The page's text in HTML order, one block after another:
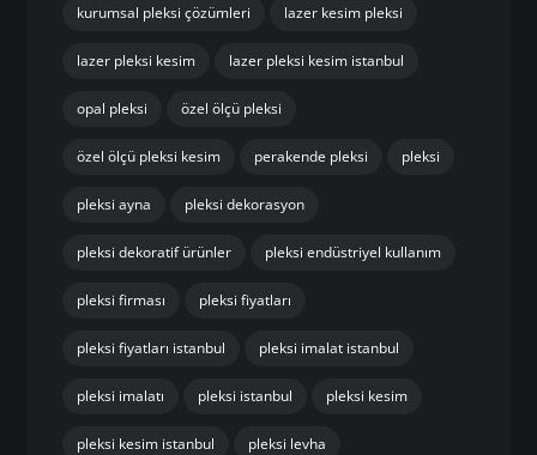
kurumsal pleksi çözümleri lazer kesim pleksi
lazer pleksi kesim lazer pleksi kesim istanbul
opal pleksi özel ölçü pleksi
özel ölçü pleksi kesim perakende pleksi pleksi
pleksi ayna pleksi dekorasyon
pleksi dekoratif ürünler pleksi endüstriyel kullanım
pleksi firması pleksi fiyatları
pleksi fiyatları istanbul pleksi imalat istanbul
pleksi imalatı pleksi istanbul pleksi kesim
pleksi kesim istanbul pleksi levha